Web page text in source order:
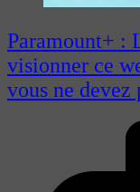
Paramount+ :
visionner ce
vous ne devez